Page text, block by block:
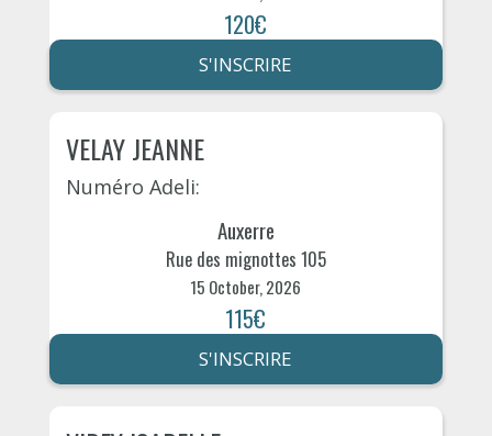
120€
S'INSCRIRE
VELAY JEANNE
Numéro Adeli:
Auxerre
Rue des mignottes 105
15 October, 2026
115€
S'INSCRIRE